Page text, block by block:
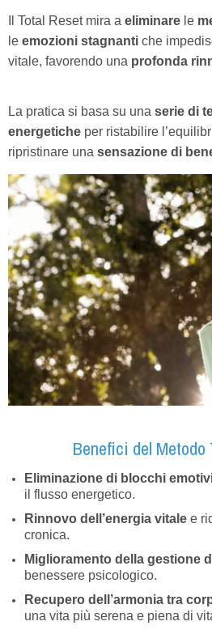
Il Total Reset mira a eliminare le
le emozioni stagnanti che
vitale, favorendo una profonda
La pratica si basa su una serie di
energetiche per ristabilire
ripristinare una sensazione di
Benefici del Metodo
Eliminazione di blocchi
il flusso energetico.
Rinnovo dell’energia vitale e
cronica.
Miglioramento della gestione
benessere psicologico.
Recupero dell’armonia tra
una vita più serena e piena di